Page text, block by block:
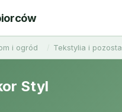
i ogród Tekstylia i
Styl